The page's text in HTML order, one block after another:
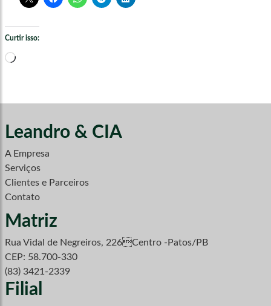
Curtir isso:
Carregando...
Leandro & CIA
A Empresa
Serviços
Clientes e Parceiros
Contato
Matriz
Rua Vidal de Negreiros, 226Centro -Patos/PB
CEP: 58.700-330
(83) 3421-2339
Filial